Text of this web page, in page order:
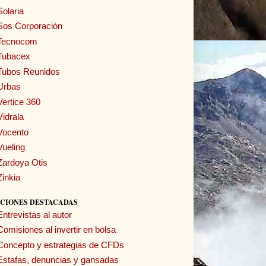
Corporación
Reunidos
360
Otis
DESTACADAS
al autor
al invertir en bolsa
y estrategias de CFDs
denuncias y gansadas